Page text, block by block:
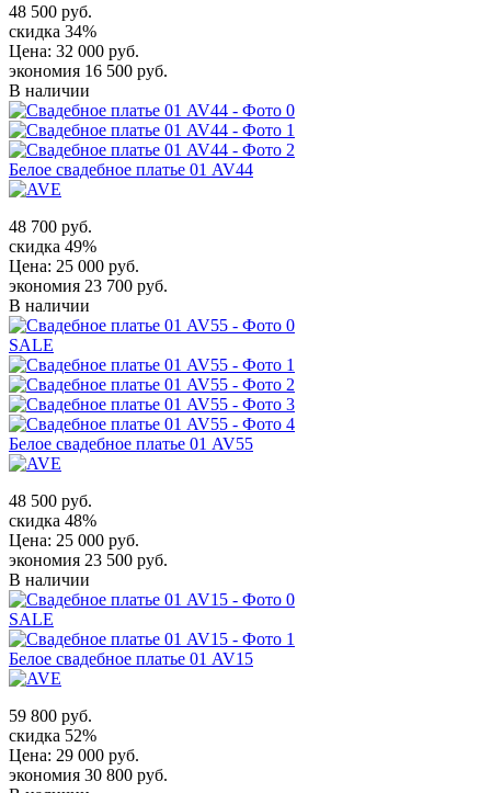
48 500 руб.
скидка 34%
Цена: 32 000 руб.
экономия 16 500 руб.
В наличии
Белое свадебное платье 01 AV44
48 700 руб.
скидка 49%
Цена: 25 000 руб.
экономия 23 700 руб.
В наличии
SALE
Белое свадебное платье 01 AV55
48 500 руб.
скидка 48%
Цена: 25 000 руб.
экономия 23 500 руб.
В наличии
SALE
Белое свадебное платье 01 AV15
59 800 руб.
скидка 52%
Цена: 29 000 руб.
экономия 30 800 руб.